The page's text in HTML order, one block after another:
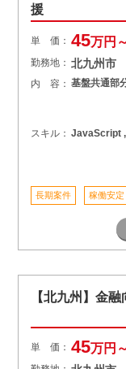
援
単 価： 45万円
勤務地： 北九州市
内 容： 基盤共通部
スキル： JavaScript
長期案件 稼働安定
【北九州】金
単 価： 45万円